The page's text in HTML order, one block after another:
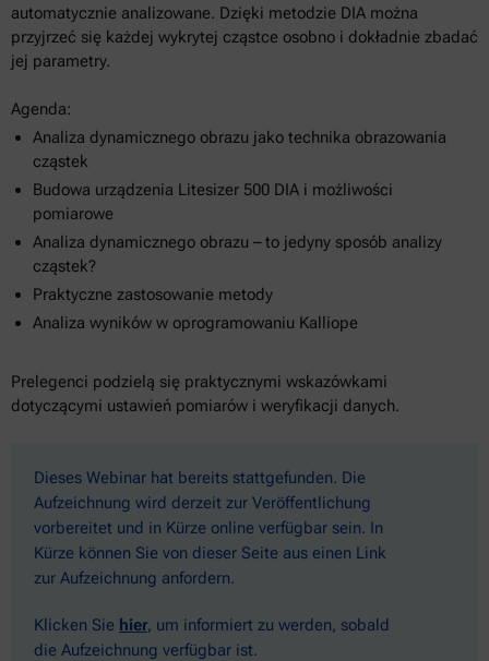
automatycznie analizowane. Dzięki metodzie DIA można
przyjrzeć się każdej wykrytej cząstce osobno i dokładnie zbadać
jej parametry.
Agenda:
Analiza dynamicznego obrazu jako technika obrazowania
cząstek
Budowa urządzenia Litesizer 500 DIA i możliwości
pomiarowe
Analiza dynamicznego obrazu – to jedyny sposób analizy
cząstek?
Praktyczne zastosowanie metody
Analiza wyników w oprogramowaniu Kalliope
Prelegenci podzielą się praktycznymi wskazówkami
dotyczącymi ustawień pomiarów i weryfikacji danych.
Dieses Webinar hat bereits stattgefunden. Die
Aufzeichnung wird derzeit zur Veröffentlichung
vorbereitet und in Kürze online verfügbar sein. In
Kürze können Sie von dieser Seite aus einen Link
zur Aufzeichnung anfordern.
Klicken Sie hier, um informiert zu werden, sobald
die Aufzeichnung verfügbar ist.